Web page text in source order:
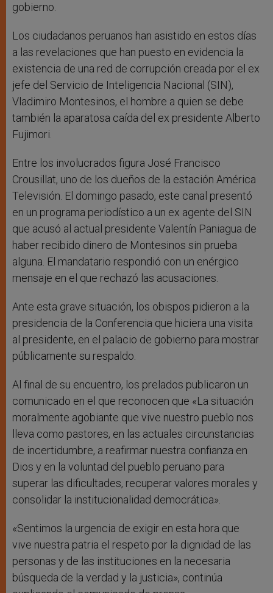
gobierno.
Los ciudadanos peruanos han asistido en estos días
a las revelaciones que han puesto en evidencia la
existencia de una red de corrupción creada por el ex
jefe del Servicio de Inteligencia Nacional (SIN),
Vladimiro Montesinos, el hombre a quien se debe
también la aparatosa caída del ex presidente Alberto
Fujimori.
Entre los involucrados figura José Francisco
Crousillat, uno de los dueños de la estación América
Televisión. El domingo pasado, este canal presentó
en un programa periodístico a un ex agente del SIN
que acusó al actual presidente Valentín Paniagua de
haber recibido dinero de Montesinos sin prueba
alguna. El mandatario respondió con un enérgico
mensaje en el que rechazó las acusaciones.
Ante esta grave situación, los obispos pidieron a la
presidencia de la Conferencia que hiciera una visita
al presidente, en el palacio de gobierno para mostrar
públicamente su respaldo.
Al final de su encuentro, los prelados publicaron un
comunicado en el que reconocen que «La situación
moralmente agobiante que vive nuestro pueblo nos
lleva como pastores, en las actuales circunstancias
de incertidumbre, a reafirmar nuestra confianza en
Dios y en la voluntad del pueblo peruano para
superar las dificultades, recuperar valores morales y
consolidar la institucionalidad democrática».
«Sentimos la urgencia de exigir en esta hora que
vive nuestra patria el respeto por la dignidad de las
personas y de las instituciones en la necesaria
búsqueda de la verdad y la justicia», continúa